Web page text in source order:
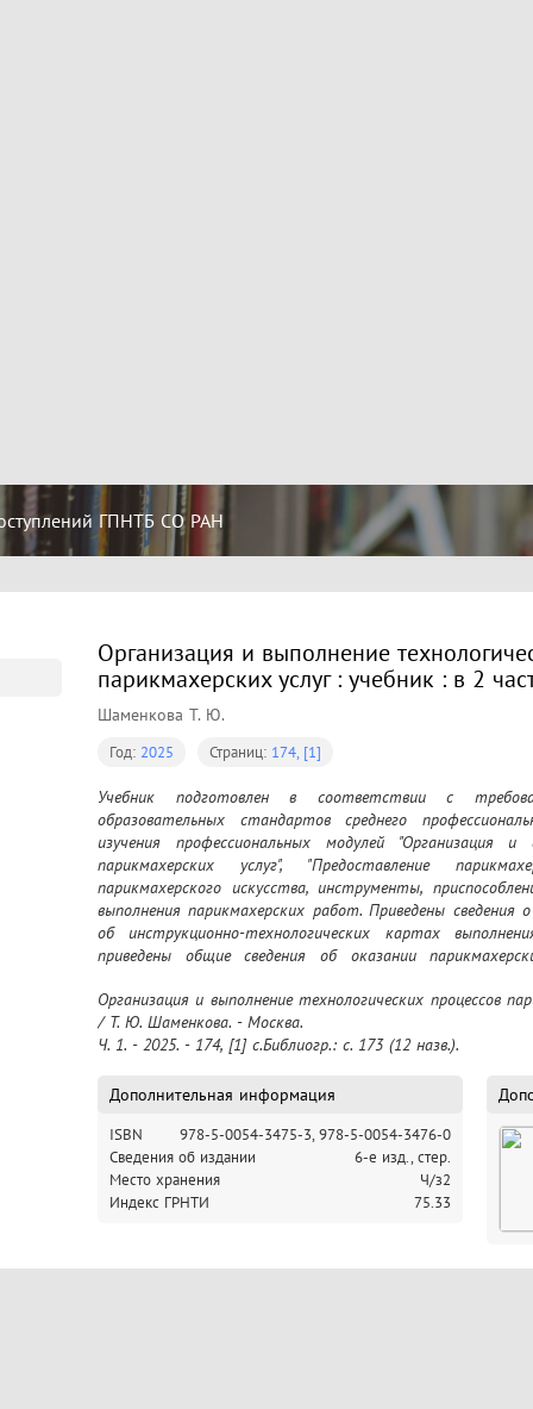
ГПНТБ СО РАН
Организация и выполнение
парикмахерских услуг : учебник : в 2
Шаменкова Т. Ю.
Год: 2025 Страниц: 174, [1]
Учебник подготовлен в соответствии с
образовательных стандартов среднего
изучения профессиональных модулей "Организация и
парикмахерских услуг", "Предоставление
парикмахерского искусства, инструменты,
выполнения парикмахерских работ. Приведены
об инструкционно-технологических картах
приведены общие сведения об оказании
бритья и стрижки бород, бакенбардов и усов, формы
выполнения современной мужской и женской стрижки,
Организация и выполнение технологических процессов
/ Т. Ю. Шаменкова. - Москва.
Ч. 1. - 2025. - 174, [1] с.Библиогр.: с. 173 (12 назв.).
Дополнительная информация
ISBN 978-5-0054-3475-3, 978-5-0054-3476-0
Cведения об издании
6-е изд., стер.
Место хранения
Ч/з2
Индекс ГРНТИ
75.33